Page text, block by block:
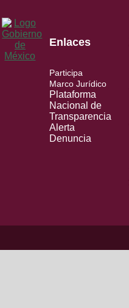
Enlaces
Participa
Marco Jurídico
Plataforma
Nacional de
Transparencia
Alerta
Denuncia